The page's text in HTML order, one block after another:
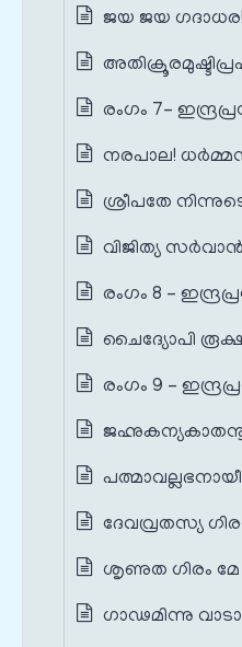
ജയ ജയ
രംഗം 7–
നരപാല!
ശ്രീപതേ
വിജിത്യ
രംഗം 8 –
ചൈദ്യോപി
രംഗം 9 –
ദേവവ്രതസ്യ
ശൃണുത ഗിരം
ഗാഢമിന്നു